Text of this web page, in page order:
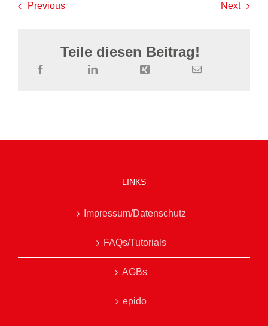
Previous Next
Teile diesen Beitrag!
LINKS
Impressum/Datenschutz
FAQs/Tutorials
AGBs
epido